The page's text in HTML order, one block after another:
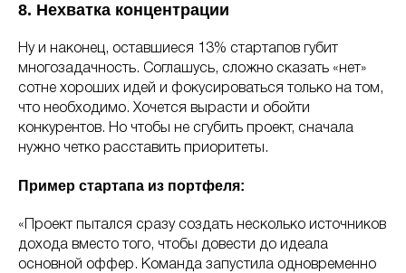
8. Нехватка концентрации
Ну и наконец, оставшиеся 13% стартапов губит
многозадачность. Соглашусь, сложно сказать «нет»
сотне хороших идей и фокусироваться только на том,
что необходимо. Хочется вырасти и обойти
конкурентов. Но чтобы не сгубить проект, сначала
нужно четко расставить приоритеты.
Пример стартапа из портфеля:
«Проект пытался сразу создать несколько источников
дохода вместо того, чтобы довести до идеала
основной оффер. Команда запустила одновременно